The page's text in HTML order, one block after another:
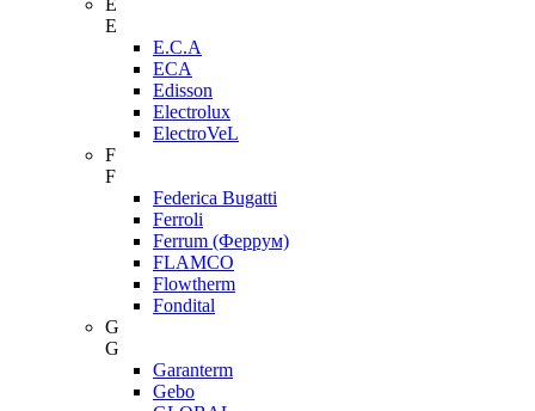
E
E
E.C.A
ECA
Edisson
Electrolux
ElectroVeL
F
F
Federica Bugatti
Ferroli
Ferrum (Феррум)
FLAMCO
Flowtherm
Fondital
G
G
Garanterm
Gebo